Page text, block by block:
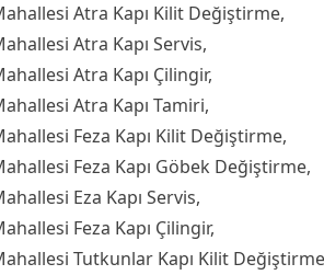
Atra Kapı Kilit Değiştirme,
Atra Kapı Servis,
Atra Kapı Çilingir,
Atra Kapı Tamiri,
Feza Kapı Kilit Değiştirme,
Feza Kapı Göbek Değiştirme,
Eza Kapı Servis,
Feza Kapı Çilingir,
Tutkunlar Kapı Kilit